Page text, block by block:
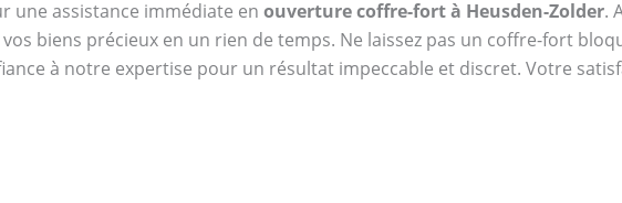
une assistance immédiate en ouverture coffre-fort à Heusden-Zolder.
biens précieux en un rien de temps. Ne laissez pas un coffre-fort
à notre expertise pour un résultat impeccable et discret. Votre